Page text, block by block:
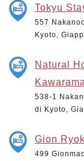
Tokyu
557
Kyoto,
Natural
538-1
di Kyoto,
Gion
499